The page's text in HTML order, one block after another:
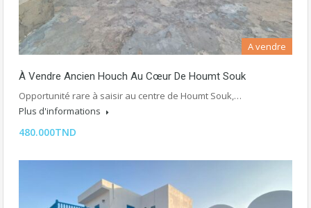
A vendre
À Vendre Ancien Houch Au Cœur De Houmt Souk
Opportunité rare à saisir au centre de Houmt Souk,…
Plus d'informations
480.000TND